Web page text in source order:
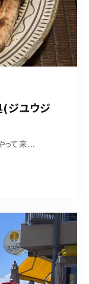
(ジユウジ
って来...